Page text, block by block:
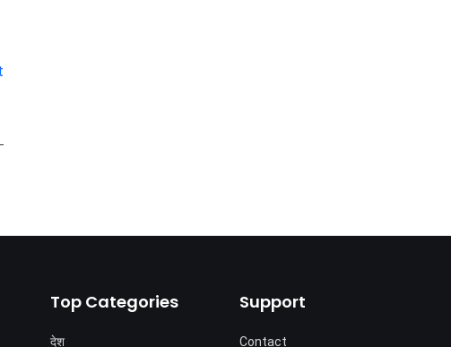
Top Categories
देश
Support
Contact